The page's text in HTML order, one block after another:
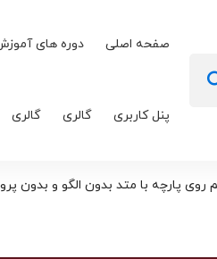
صفحه اصلی دوره های
پنل کاربری گالری گالری
پارچه با متد بدون الگو و بدون